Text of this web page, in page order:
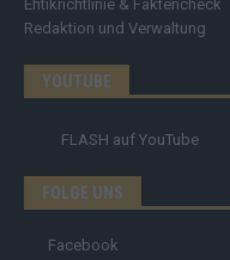
Ehtikrichtlinie & Faktencheck
Redaktion und Verwaltung
YOUTUBE
FLASH auf YouTube
FOLGE UNS
Facebook